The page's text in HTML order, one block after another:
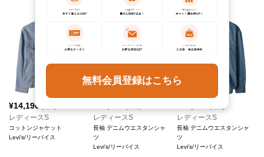
¥14,190
レディースS
コットンジャケット
Levi's/リーバイス
レディースS
長袖 デニムウエスタンシャ
ツ
Levi's/リーバイス
レディースS
長袖 デニムウエスタンシャ
ツ
Levi's/リーバイス
無料会員登録はこちら